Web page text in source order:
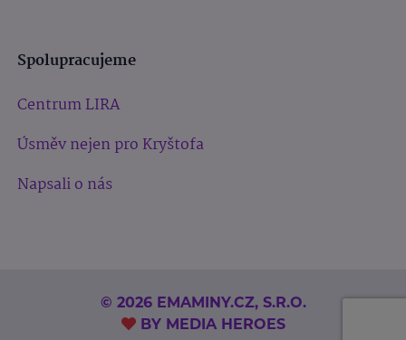
Spolupracujeme
Centrum LIRA
Úsměv nejen pro Kryštofa
Napsali o nás
© 2026 EMAMINY.CZ, S.R.O.
BY MEDIA HEROES